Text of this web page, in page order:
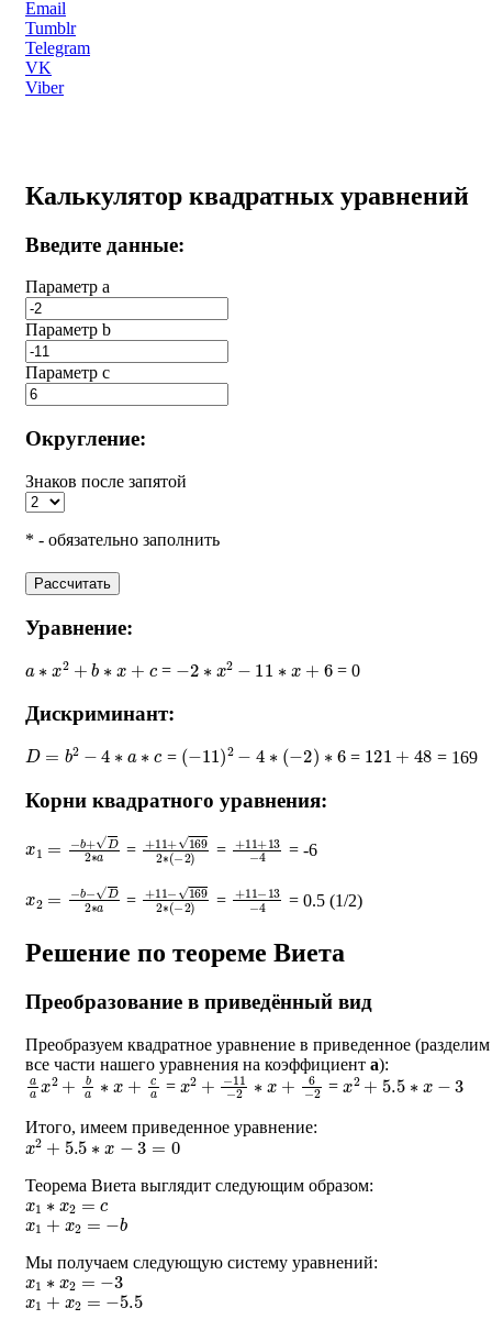
Email
Tumblr
Telegram
VK
Viber
Калькулятор квадратных уравнений
Введите данные:
Параметр a
Параметр b
Параметр с
Округление:
Знаков после запятой
* - обязательно заполнить
Рассчитать
Уравнение:
2 b ∗ = 2∗ 2− 11 ∗ = 0
Дискриминант:
D= 2− a = (− 11 )2 ∗ −2 )∗ = 121 + 48 = 169
Корни квадратного уравнения:
+ D2∗ = + 11 +169 ( −2 )
= + 11 +13 4
= -6
b−D2∗ = +11−169 ∗(−2)
= +11−13 4
= 0.5 (1/2)
Решение по теореме Виета
Преобразование в приведённый вид
Преобразуем квадратное уравнение в приведенное (разделим
все части нашего уравнения на коэффициент a):
aax2+ba∗x+ca = x2+
−11−2∗x+6−2 =x2+5.5∗
Итого, имеем приведенное уравнение:
x2+5.5∗x−3=0
Теорема Виета выглядит следующим образом:
x1∗x2= c
x1 + x2 =− b
Мы получаем следующую систему уравнений:
x1∗x2=−3
x1 + x2 =− 5.5